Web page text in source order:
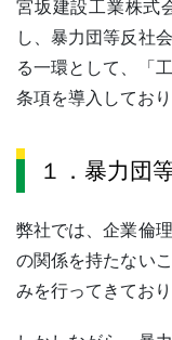
宮坂建設工業株式
し、暴力団等反社
る一環として、「
条項を導入しており
１．暴力団
弊社では、企業倫
の関係を持たない
みを行ってきており